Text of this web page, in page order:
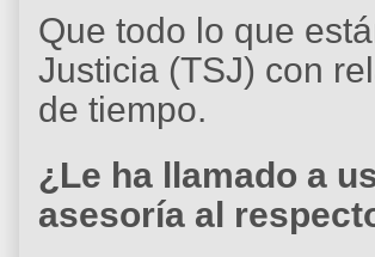
Que todo lo que
Justicia (TSJ) con
de tiempo.
¿Le ha llamado a
asesoría al